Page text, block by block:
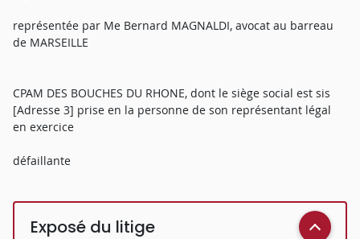
représentée par Me Bernard MAGNALDI, avocat au barreau
de MARSEILLE
CPAM DES BOUCHES DU RHONE, dont le siège social est sis
[Adresse 3] prise en la personne de son représentant légal
en exercice
défaillante
Exposé du litige